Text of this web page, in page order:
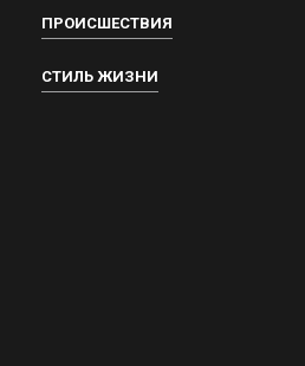
ПРОИСШЕСТВИЯ
СТИЛЬ ЖИЗНИ